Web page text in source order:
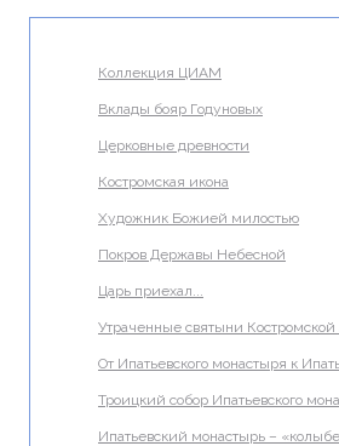
Коллекция ЦИАМ
Вклады бояр Годуновых
Церковные древности
Костромская икона
Художник Божией милостью
Покров Державы Небесной
Царь приехал...
Утраченные святыни
От Ипатьевского монастыря к
Троицкий собор Ипатьевского
Ипатьевский монастырь –